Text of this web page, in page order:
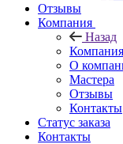
Отзывы
Компания
Назад
Компания
О
Мастера
Отзывы
Контакты
Статус заказа
Контакты